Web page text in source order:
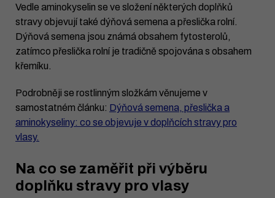
Vedle aminokyselin se ve složení některých doplňků
stravy objevují také dýňová semena a přeslička rolní.
Dýňová semena jsou známá obsahem fytosterolů,
zatímco přeslička rolní je tradičně spojována s obsahem
křemíku.
Podrobněji se rostlinným složkám věnujeme v
samostatném článku: Dýňová semena, přeslička a
aminokyseliny: co se objevuje v doplňcích stravy pro
vlasy.
Na co se zaměřit při výběru
doplňku stravy pro vlasy